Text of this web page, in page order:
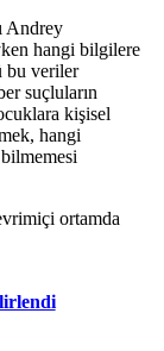
Andrey
hangi bilgilere
bu veriler
suçluların
kişisel
hangi
ortamda